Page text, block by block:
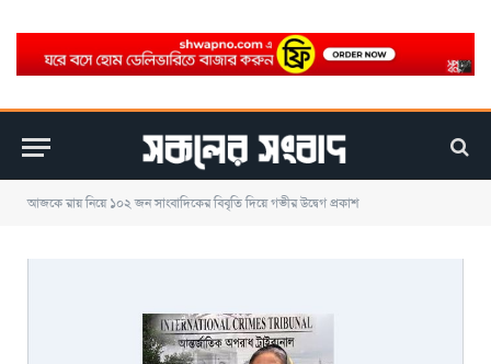
আজকে রায় নিয়ে ১০২ জন সাংবাদিকের বিবৃতি দিয়ে গভীর উদ্বেগ প্রকাশ